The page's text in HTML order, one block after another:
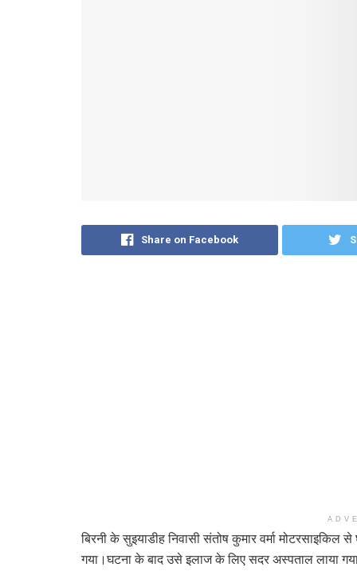
Share on Facebook
बिरनी के सुइयाडीह निवासी संतोष कुमार वर्मा
गया।घटना के बाद उसे इलाज के लिए सदर अस्पताल लाया